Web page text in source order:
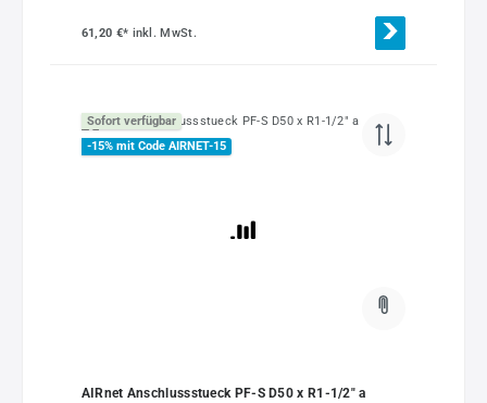
61,20 €* inkl. MwSt.
Sofort verfügbar
-15% mit Code AIRNET-15
AIRnet Anschlussstueck PF-S D50 x R1-1/2" a